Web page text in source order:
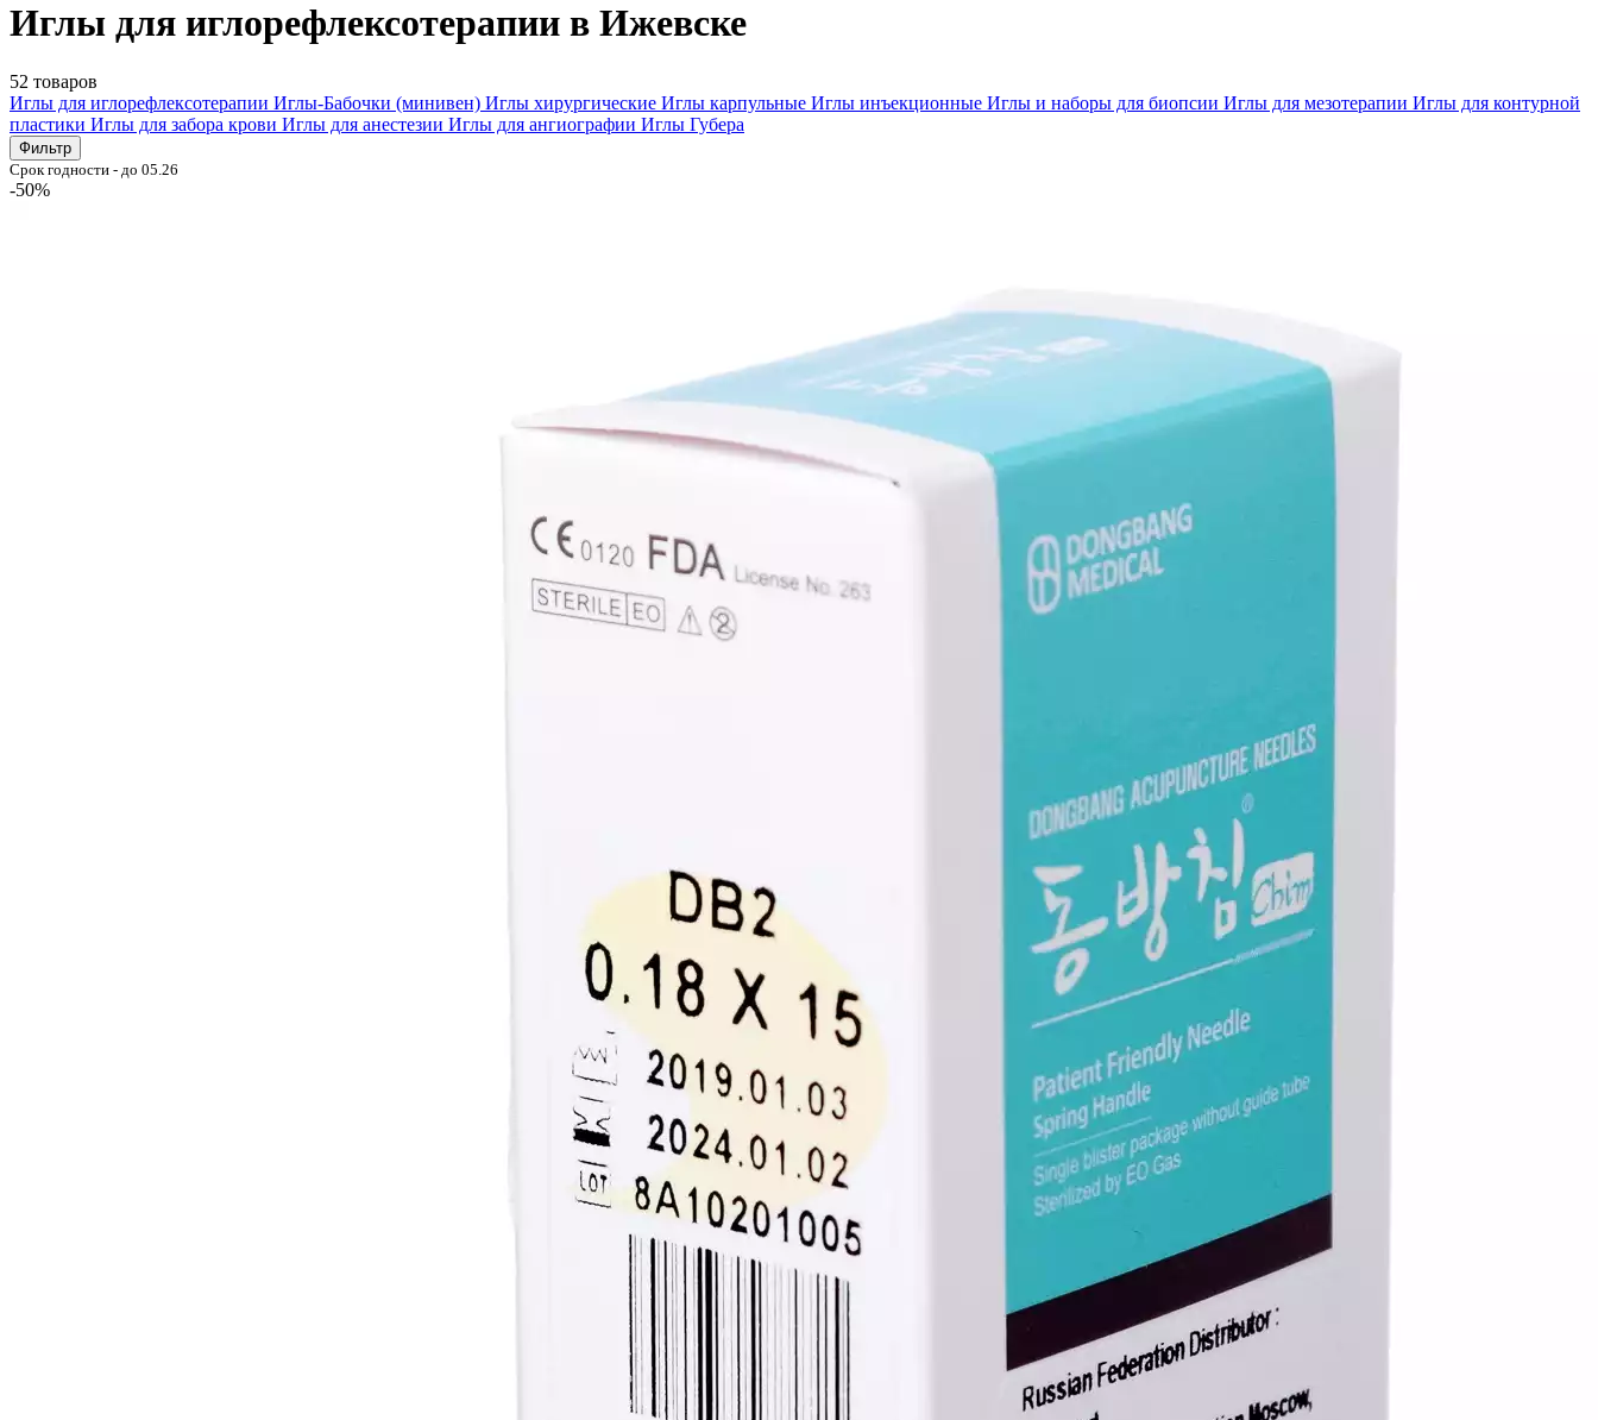
Иглы для иглорефлексотерапии в Ижевске
52 товаров
Иглы для иглорефлексотерапии Иглы-Бабочки (минивен) Иглы хирургические Иглы карпульные Иглы инъекционные Иглы и наборы для биопсии Иглы для мезотерапии Иглы для контурной
пластики Иглы для забора крови Иглы для анестезии Иглы для ангиографии Иглы Губера
Фильтр
Срок годности - до 05.26
-50%